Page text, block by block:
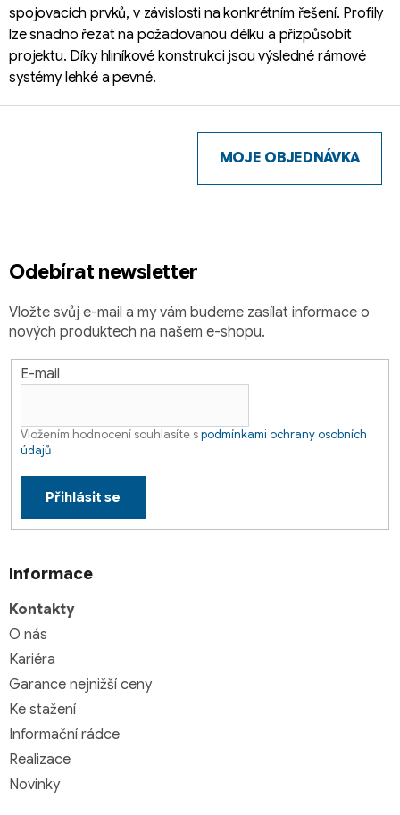
spojovacích prvků, v závislosti na konkrétním řešení. Profily
lze snadno řezat na požadovanou délku a přizpůsobit
projektu. Díky hliníkové konstrukci jsou výsledné rámové
systémy lehké a pevné.
Odebírat newsletter
Vložte svůj e-mail a my vám budeme zasílat informace o
nových produktech na našem e-shopu.
E-mail
Vložením hodnocení souhlasíte spodmínkami ochrany osobních
údajů
Přihlásit se
Informace
Kontakty
O nás
Kariéra
Garance nejnižší ceny
Ke stažení
Informační rádce
Realizace
Novinky
MOJE OBJEDNÁVKA